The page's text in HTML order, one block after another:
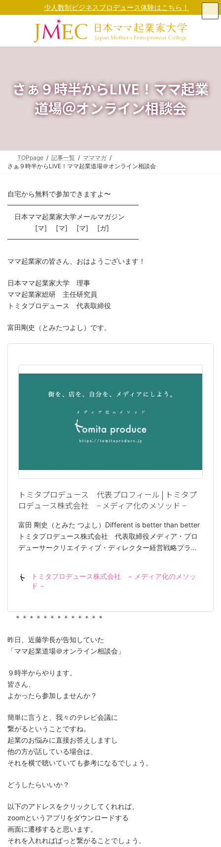
ン
ビ
少人数制ビジネスプロデュース体験はこちら！
さぁ９時半からLIVE！ママ起業
道場＠オンライン相談会
TOPpage 記事一覧
マママガ
さぁ９時半からLIVE！ママ起業道場＠オンライン相談会
自宅から無料で参加できますよ〜
━━━━━━━━━━━━━━━━━━━
日本ママ起業家大学メールマガジン
[マ] [マ] [マ] [ガ]
━━━━━━━━━━━━━━━━━━━
ママ起業家の皆さん、おはようございます！
日本ママ起業家大学 理事
ママ起業家総研 主任研究員
トミタプロデュース 代表取締役
富田剛史（とみたつよし）です。
トミタプロデュース 代表プロフィール | トミタプ
ロデュース株式会社 − メディア化のメソッド −
富田 剛史（とみた つよし）Different is better than better
トミタプロデュース株式会社 代表取締役メディア・プロ
デューサークリエイティブ・ディレクター経営戦略プラ…
トミタプロデュース株式会社 − メディア化のメソッ
ド −
＊＊＊＊＊＊＊＊＊＊＊＊＊
昨日、近藤学長が告知していた
「ママ起業道場＠オンライン相談会」
９時半からやります。
皆さん、
よかったら参加しませんか？
簡単に言うと、我々のテレビ会議に
繋がるということですね。
起業のお悩みに直接お答えしますし
他の方が話している場合は、
それを横で聴いていても参考になるでしょう。
どうしたらいいか？
以下のアドレスをクリックしてくれれば、
zoomというアプリをダウンロードする
画面に遷移すると思います。
それを入れればぱっと繋がることでしょう。